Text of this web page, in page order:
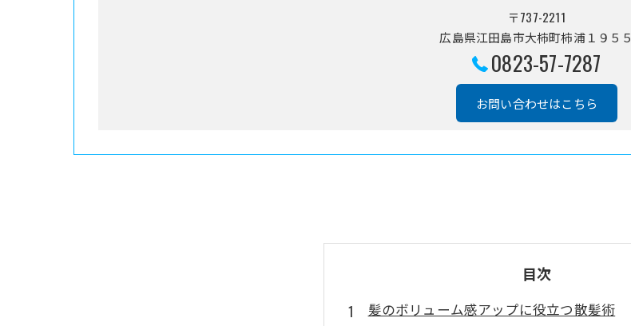
〒737-2211
広島県江田島市大柿町柿浦１９５５
0823-57-7287
お問い合わせはこちら
目次
髪のボリューム感アップに役立つ散髪術